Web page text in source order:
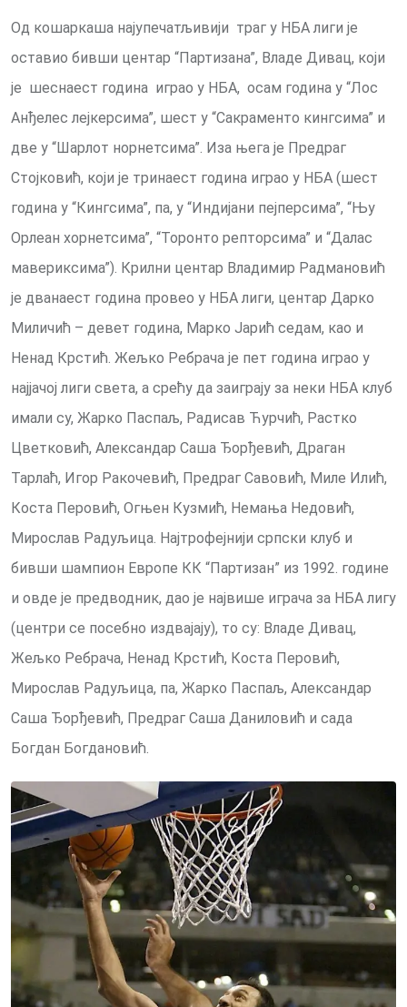
Од кошаркаша најупечатљивији траг у НБА лиги је
оставио бивши центар “Партизана”, Владе Дивац, који
је шеснаест година играо у НБА, осам година у “Лос
Анђелес лејкерсима”, шест у “Сакраменто кингсима” и
две у “Шарлот норнетсима”. Иза њега је Предраг
Стојковић, који је тринаест година играо у НБА (шест
година у “Кингсима”, па, у “Индијани пејперсима”, “Њу
Орлеан хорнетсима”, “Торонто репторсима” и “Далас
мавериксима”). Крилни центар Владимир Радмановић
је дванаест година провео у НБА лиги, центар Дарко
Миличић – девет година, Марко Јарић седам, као и
Ненад Крстић. Жељко Ребрача је пет година играо у
најјачој лиги света, а срећу да заиграју за неки НБА клуб
имали су, Жарко Паспаљ, Радисав Ћурчић, Растко
Цветковић, Александар Саша Ђорђевић, Драган
Тарлаћ, Игор Ракочевић, Предраг Савовић, Миле Илић,
Коста Перовић, Огњен Кузмић, Немања Недовић,
Мирослав Радуљица. Најтрофејнији српски клуб и
бивши шампион Европе КК “Партизан” из 1992. године
и овде је предводник, дао је највише играча за НБА лигу
(центри се посебно издвајају), то су: Владе Дивац,
Жељко Ребрача, Ненад Крстић, Коста Перовић,
Мирослав Радуљица, па, Жарко Паспаљ, Александар
Саша Ђорђевић, Предраг Саша Даниловић и сада
Богдан Богдановић.